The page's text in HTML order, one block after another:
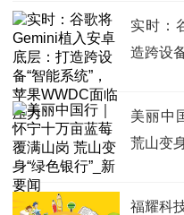
实时：
造跨设
美丽中
荒山变
福耀科